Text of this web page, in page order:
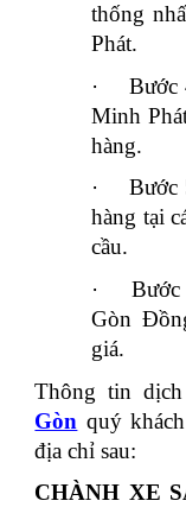
thống
Phát.
·
Bước
Minh
hàng.
·
Bước
hàng tại
cầu.
·
Bước
Gòn
giá.
Thông tin
Gòn quý
địa chỉ sau:
CHÀNH XE